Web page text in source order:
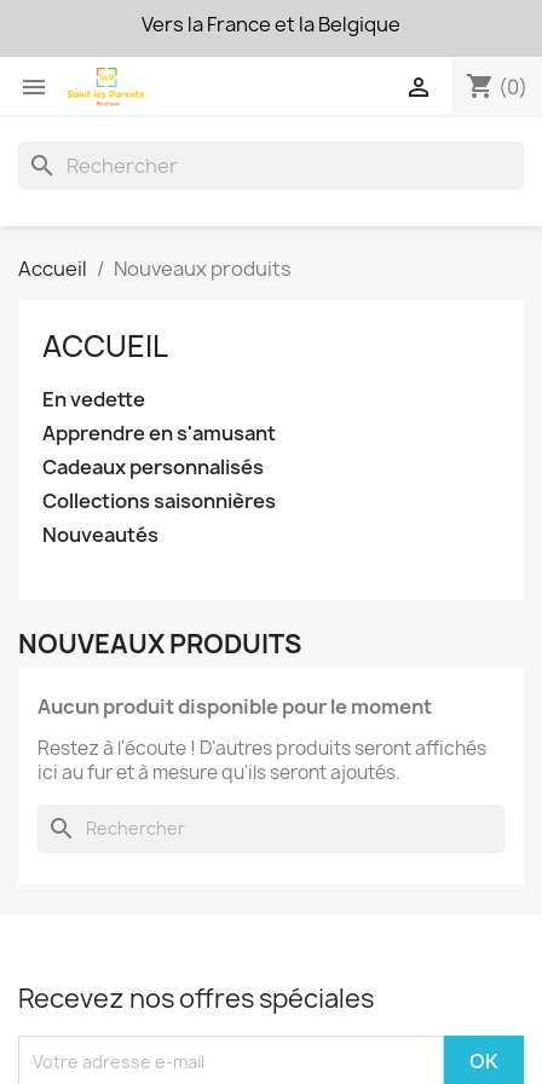
Vers la France et la Belgique
FRAIS DE PORT OFFERTS !dès 50€ d'achat
 shopping_cart (0)

search
Accueil Nouveaux produits
ACCUEIL
En vedette
Apprendre en s'amusant
Cadeaux personnalisés
Collections saisonnières
Nouveautés
NOUVEAUX PRODUITS
Aucun produit disponible pour le moment
Restez à l'écoute ! D'autres produits seront affichés
ici au fur et à mesure qu'ils seront ajoutés.
search
Recevez nos offres spéciales